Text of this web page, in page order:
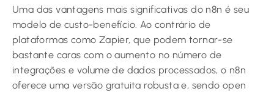
Uma das vantagens mais significativas do n8n é seu
modelo de custo-benefício. Ao contrário de
plataformas como Zapier, que podem tornar-se
bastante caras com o aumento no número de
integrações e volume de dados processados, o n8n
oferece uma versão gratuita robusta e, sendo open